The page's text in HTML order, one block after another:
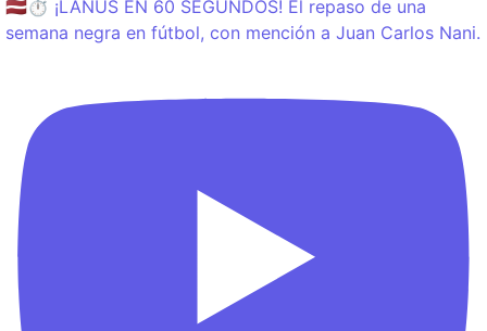
🇱🇻⏱️ ¡LANÚS EN 60 SEGUNDOS! El repaso de una
semana negra en fútbol, con mención a Juan Carlos Nani.